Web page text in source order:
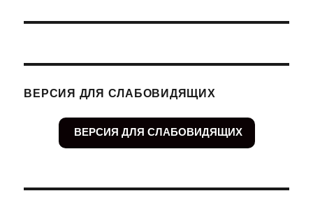
ВЕРСИЯ ДЛЯ СЛАБОВИДЯЩИХ
ВЕРСИЯ ДЛЯ СЛАБОВИДЯЩИХ